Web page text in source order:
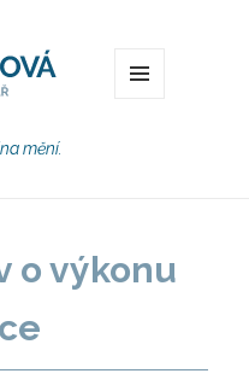
mění.
o výkonu